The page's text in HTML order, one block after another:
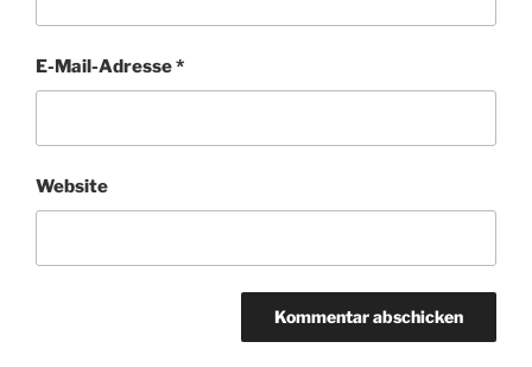
E-Mail-Adresse*
Website